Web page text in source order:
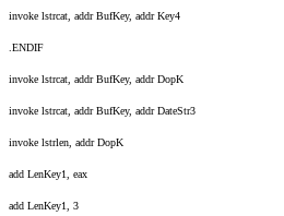
invoke lstrcat, addr BufKey, addr Key4
.ENDIF
invoke lstrcat, addr BufKey, addr DopK
invoke lstrcat, addr BufKey, addr DateStr3
invoke lstrlen, addr DopK
add LenKey1, eax
add LenKey1, 3